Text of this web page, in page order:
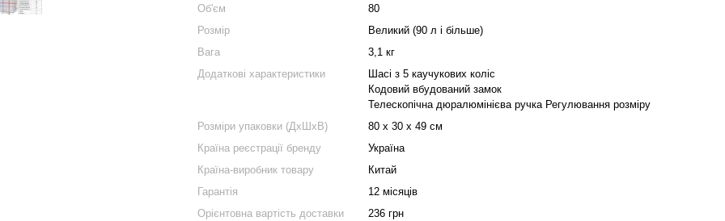
Об'єм
80
Розмір
Великий (90 л і більше)
Вага
3,1 кг
Додаткові характеристики
Шасі з 5 каучукових коліс
Кодовий вбудований замок
Телескопічна дюралюмінієва ручка Регулювання розміру
Розміри упаковки (ДхШхВ)
80 х 30 х 49 см
Країна реєстрації бренду
Україна
Країна-виробник товару
Китай
Гарантія
12 місяців
Орієнтовна вартість доставки
236 грн